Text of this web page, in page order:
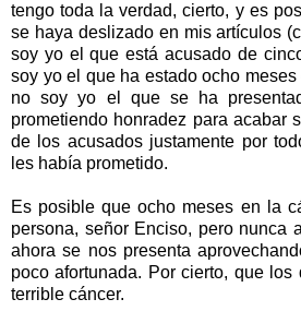
tengo toda la verdad, cierto, y es
se haya deslizado en mis artículos
soy yo el que está acusado de
soy yo el que ha estado ocho
no soy yo el que se ha
prometiendo honradez para acabar
de los acusados justamente por
les había prometido.
Es posible que ocho meses en la
persona, señor Enciso, pero nunca
ahora se nos presenta
poco afortunada. Por cierto, que los
terrible cáncer.